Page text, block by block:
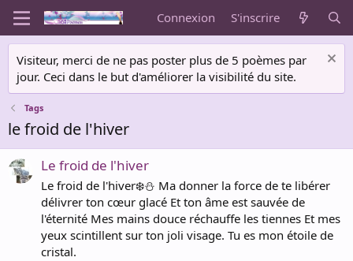
Connexion S'inscrire
Visiteur, merci de ne pas poster plus de 5 poèmes par
jour. Ceci dans le but d'améliorer la visibilité du site.
Tags
le froid de l'hiver
Le froid de l'hiver
Le froid de l'hiver❄️⛄️ Ma donner la force de te libérer
délivrer ton cœur glacé Et ton âme est sauvée de
l'éternité Mes mains douce réchauffe les tiennes Et mes
yeux scintillent sur ton joli visage. Tu es mon étoile de
cristal.